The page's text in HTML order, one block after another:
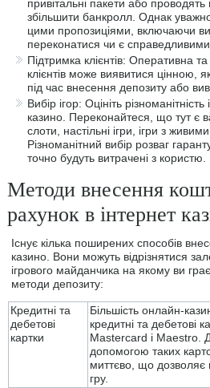
привітальні пакети або проводять
збільшити банкролл. Однак
цими пропозиціями, включаючи
переконатися чи є справедливими
Підтримка клієнтів: Оперативна
клієнтів може виявитися цінною,
під час внесення депозиту або
Вибір ігор: Оцініть
казино. Переконайтеся, що тут є
слоти, настільні ігри, ігри з
Різноманітний вибір розваг
точно будуть витрачені з користю.
Методи внесення
рахунок в інтернет
Існує кілька поширених способів
казино. Вони можуть відрізнятися
ігрового майданчика на якому ви
методи депозиту:
Кредитні та
дебетові
картки
Більшість онлайн-
кредитні та дебетові
Mastercard і Maestro.
допомогою таких
миттєво, що дозволяє
гру.